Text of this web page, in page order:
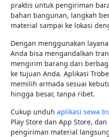
praktis untuk pengiriman
bahan bangunan, langkah
material sampai ke lokasi
Dengan menggunakan
Anda bisa mengandalkan
mengirim barang dari
ke tujuan Anda. Aplikasi
memilih armada sesuai
hingga besar, tanpa ribet.
Cukup unduh aplikasi sewa
Play Store dan App Store,
pengiriman material